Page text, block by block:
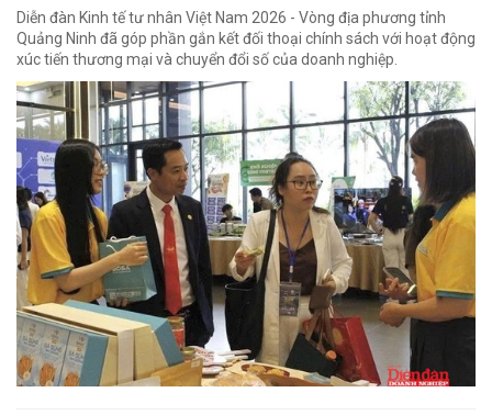
Diễn đàn Kinh tế tư nhân Việt Nam 2026 - Vòng địa phương tỉnh
Quảng Ninh đã góp phần gắn kết đối thoại chính sách với hoạt động
xúc tiến thương mại và chuyển đổi số của doanh nghiệp.